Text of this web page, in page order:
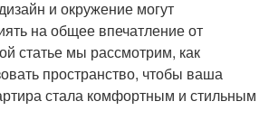
и окружение могут
на общее впечатление от
статье мы рассмотрим, как
пространство, чтобы ваша
стала комфортным и стильным